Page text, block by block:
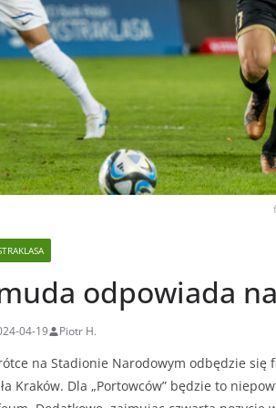
odpowiada
04-19 Piotr H.
na Stadionie Narodowym odbędzie się
Kraków. Dla „Portowców” będzie to